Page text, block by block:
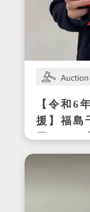
【令和6
援】福
用サイ